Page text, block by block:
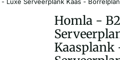
Homla -
Kaasplank